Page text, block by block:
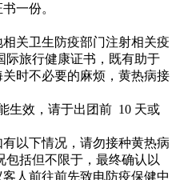
一份。
关卫生防疫部门注射相关疫
际旅行健康证书，既有助于
时不必要的麻烦，黄热病接
生效，请于出团前 10 天或
以下情况，请勿接种黄热病
括但不限于，最终确认以
人前往前先致电防疫保健中